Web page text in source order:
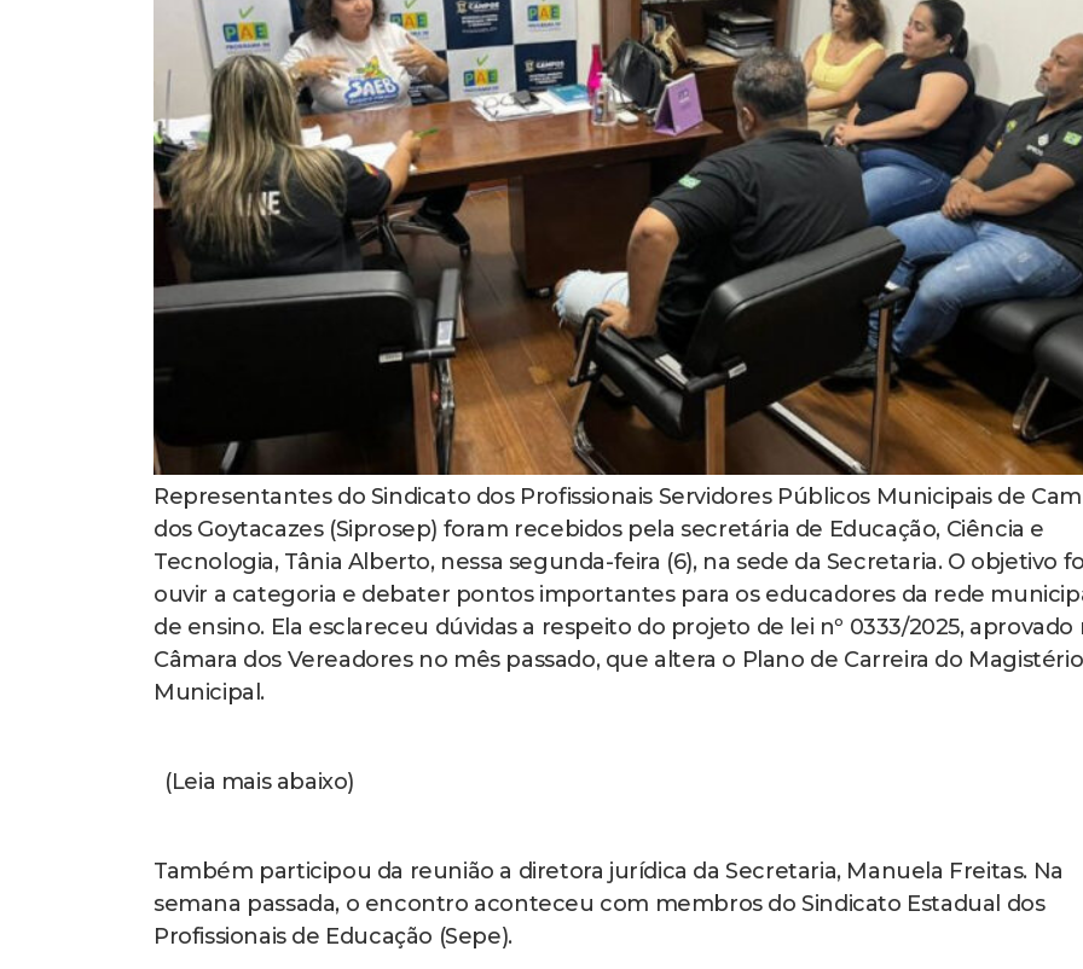
Representantes do Sindicato dos Profissionais Servidores Públicos Municipais de
dos Goytacazes (Siprosep) foram recebidos pela secretária de Educação, Ciência e
Tecnologia, Tânia Alberto, nessa segunda-feira (6), na sede da Secretaria. O objetivo
ouvir a categoria e debater pontos importantes para os educadores da rede
de ensino. Ela esclareceu dúvidas a respeito do projeto de lei nº 0333/2025, aprovado
Câmara dos Vereadores no mês passado, que altera o Plano de Carreira do Magistério
Municipal.
(Leia mais abaixo)
Também participou da reunião a diretora jurídica da Secretaria, Manuela Freitas. Na
semana passada, o encontro aconteceu com membros do Sindicato Estadual dos
Profissionais de Educação (Sepe).